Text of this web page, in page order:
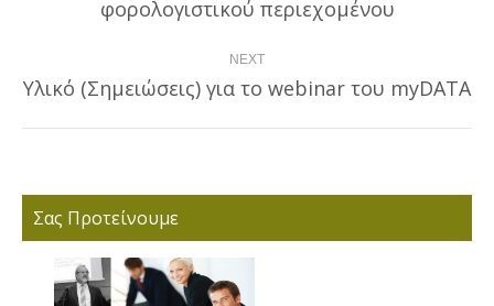
post:
φορολογιστικού περιεχομένου
NEXT
Next
Υλικό (Σημειώσεις) για το webinar του myDATA
Σας Προτείνουμε